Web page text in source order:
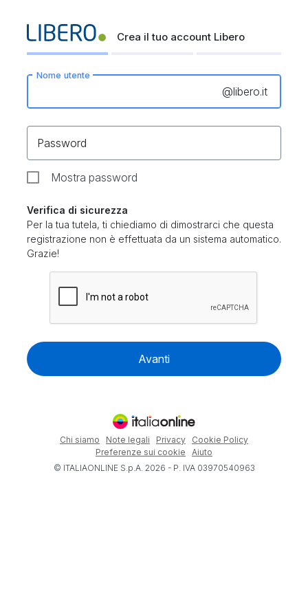
Crea il tuo account Libero
Nome utente
@libero.it
Password
Mostra password
Verifica di sicurezza
Per la tua tutela, ti chiediamo di dimostrarci che questa
registrazione non è effettuata da un sistema automatico.
Grazie!
Avanti
Chi siamo Note legali Privacy
Cookie Policy
Preferenze sui cookie
Aiuto
© ITALIAONLINE S.p.A. 2026 - P. IVA 03970540963